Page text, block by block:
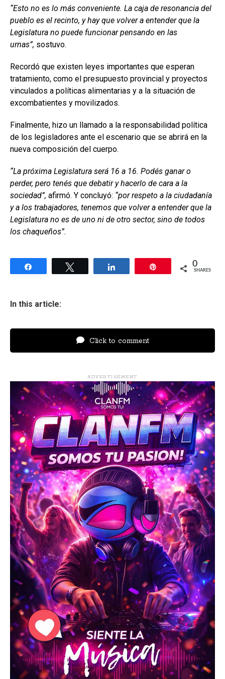
“Esto no es lo más conveniente. La caja de resonancia del
pueblo es el recinto, y hay que volver a entender que la
Legislatura no puede funcionar pensando en las
urnas”, sostuvo.
Recordó que existen leyes importantes que esperan
tratamiento, como el presupuesto provincial y proyectos
vinculados a políticas alimentarias y a la situación de
excombatientes y movilizados.
Finalmente, hizo un llamado a la responsabilidad política
de los legisladores ante el escenario que se abrirá en la
nueva composición del cuerpo.
“La próxima Legislatura será 16 a 16. Podés ganar o
perder, pero tenés que debatir y hacerlo de cara a la
sociedad”, afirmó. Y concluyó: “por respeto a la ciudadanía
y a los trabajadores, tenemos que volver a entender que la
Legislatura no es de uno ni de otro sector, sino de todos
los chaqueños”.
0
SHARES
In this article:
Click to comment
ADVERTISEMENT